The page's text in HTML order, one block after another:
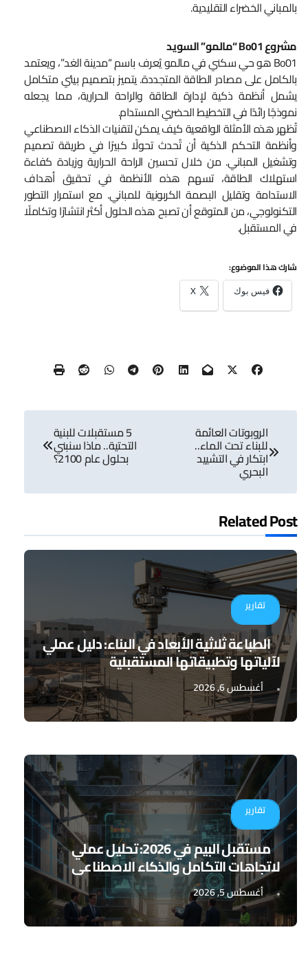
بالمباني الخضراء التقليدية.
مشروع Bo01 “مالمو” السويد
Bo01 هو حي سكني في مالمو يُعرف باسم “مدينة الغد”، ويعتمد
بالكامل على مصادر الطاقة المتجددة. يتميز بتصميم بيئي متكامل
يشمل أنظمة ذكية لإدارة الطاقة والراحة الحرارية، مما يجعله
نموذجًا رائدًا في التخطيط الحضري المستدام.
تُظهر هذه الأمثلة الواقعية كيف يمكن لتقنيات الذكاء الاصطناعي
وأنظمة التحكم الذكية أن تُحدث تحولًا كبيرًا في طريقة تصميم
وتشغيل المباني. من خلال تحسين الراحة الحرارية وزيادة كفاءة
استهلاك الطاقة، تسهم هذه الأنظمة في تحقيق أهداف
الاستدامة وتقليل البصمة الكربونية للمباني. مع استمرار التطور
التكنولوجي، من المتوقع أن تصبح هذه الحلول أكثر انتشارًا وتكاملًا
في المستقبل.
شارك هذا الموضوع:
فيس بوك X
تصفّح
المقالات
الروبوتات العائمة
للبناء تحت الماء..
ابتكار في التشييد
البحري
5 مستقبلات للبنية
التحتية.. ماذا سنبني
بحلول عام 2100؟
Related Post
تقارير
الطباعة ثلاثية الأبعاد في البناء: دليل عملي
لآلياتها وتطبيقاتها المستقبلية
أغسطس 6, 2026
تقارير
مستقبل البيم في 2026: تحليل عملي
لاتجاهات التكامل والذكاء الاصطناعي
أغسطس 5, 2026